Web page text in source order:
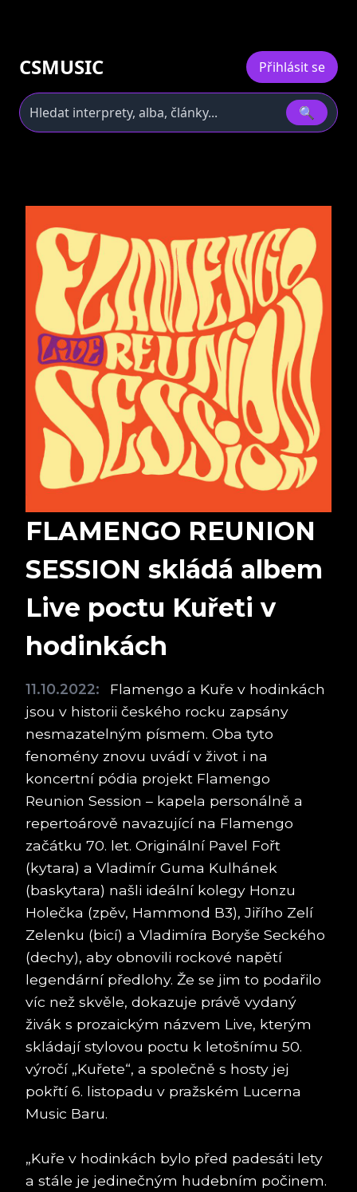
CSMUSIC Přihlásit se
🔍
FLAMENGO REUNION
SESSION skládá albem
Live poctu Kuřeti v
hodinkách
11.10.2022:
Flamengo a Kuře v hodinkách
jsou v historii českého rocku zapsány
nesmazatelným písmem. Oba tyto
fenomény znovu uvádí v život i na
koncertní pódia projekt Flamengo
Reunion Session – kapela personálně a
repertoárově navazující na Flamengo
začátku 70. let. Originální Pavel Fořt
(kytara) a Vladimír Guma Kulhánek
(baskytara) našli ideální kolegy Honzu
Holečka (zpěv, Hammond B3), Jiřího Zelí
Zelenku (bicí) a Vladimíra Boryše Seckého
(dechy), aby obnovili rockové napětí
legendární předlohy. Že se jim to podařilo
víc než skvěle, dokazuje právě vydaný
živák s prozaickým názvem Live, kterým
skládají stylovou poctu k letošnímu 50.
výročí „Kuřete“, a společně s hosty jej
pokřtí 6. listopadu v pražském Lucerna
Music Baru.
„Kuře v hodinkách bylo před padesáti lety
a stále je jedinečným hudebním počinem.